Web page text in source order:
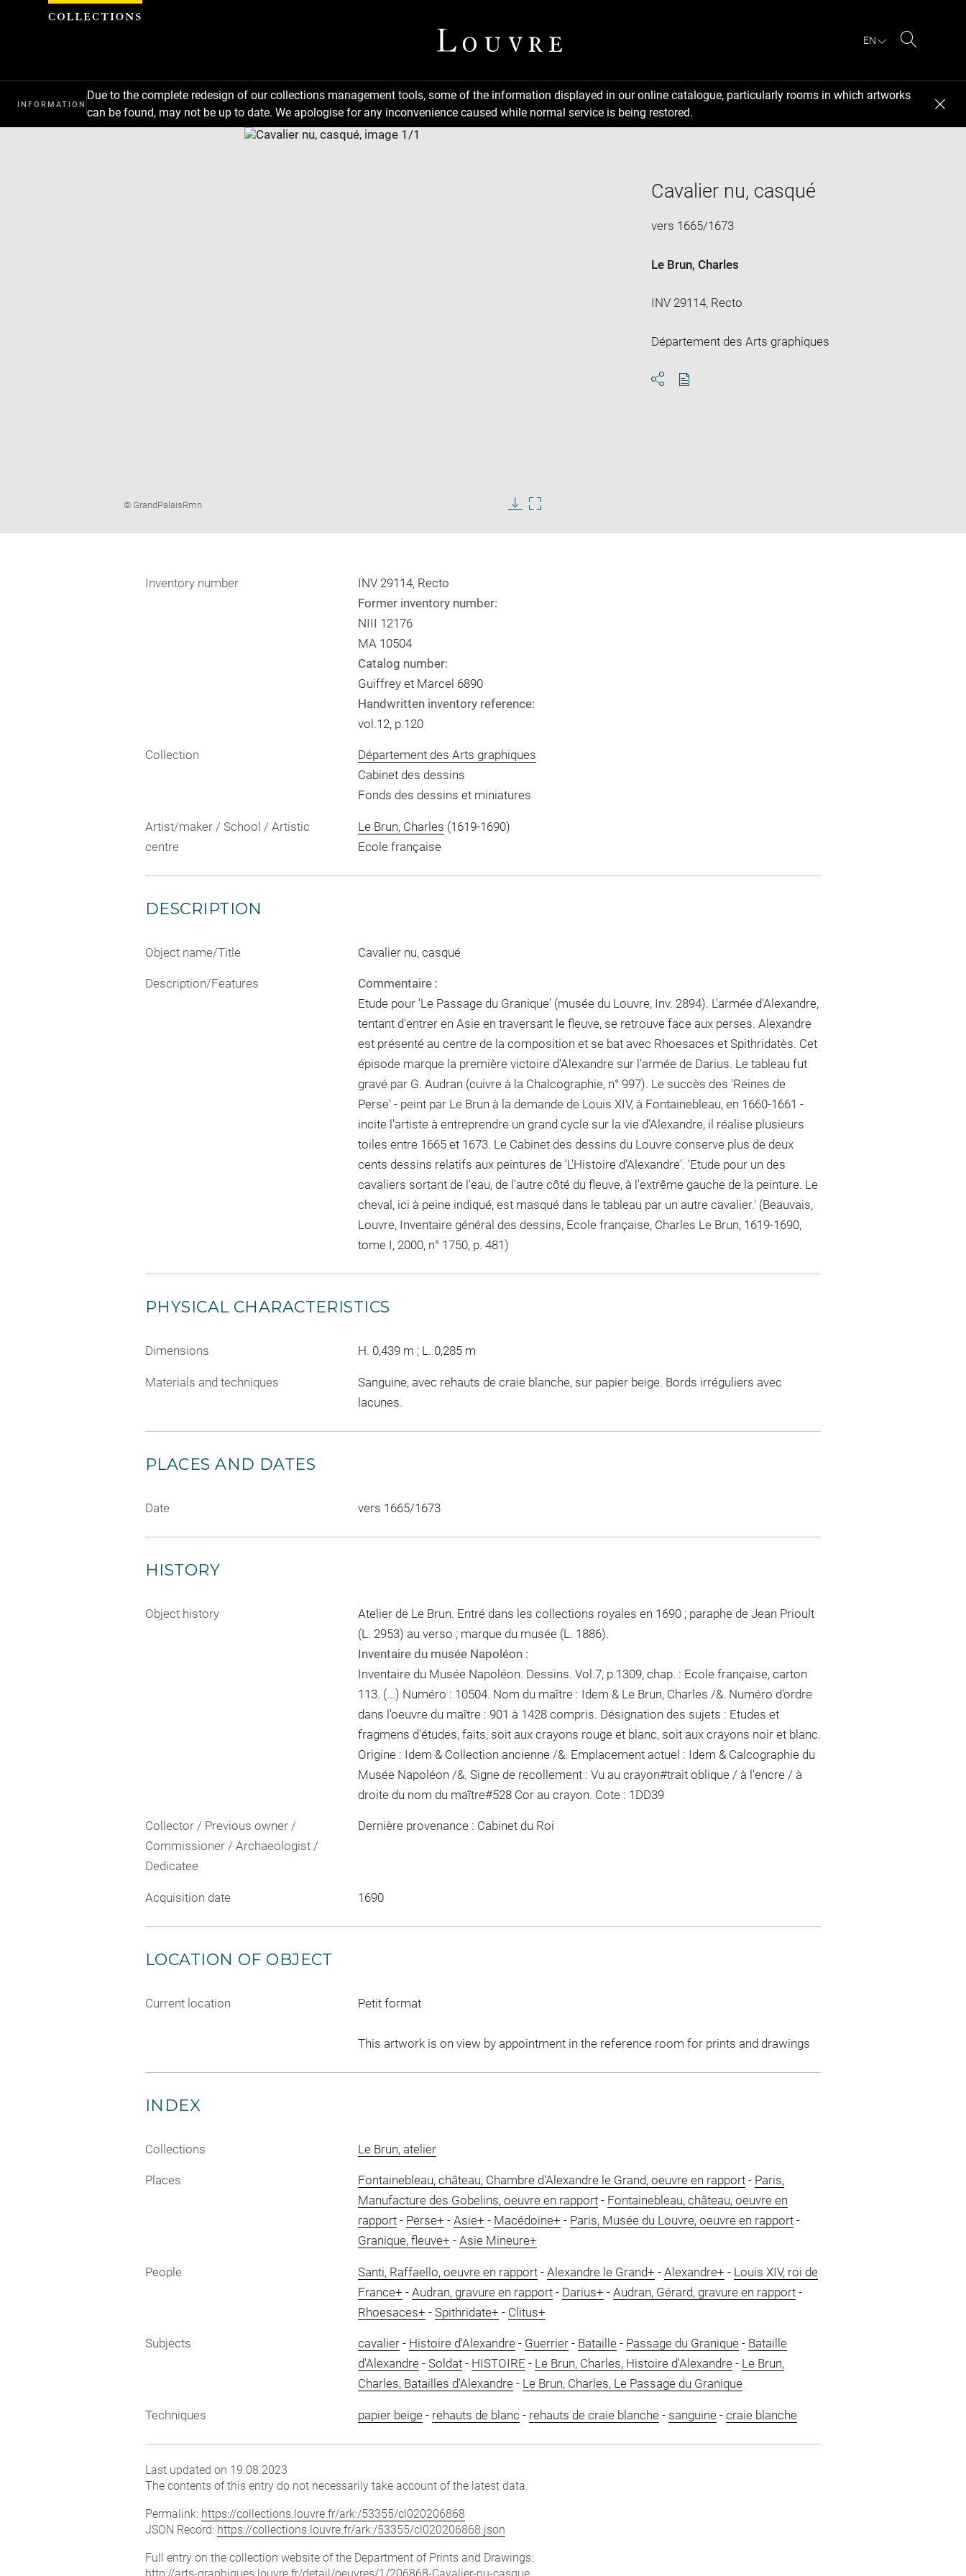
EN
INFORMATION
Due to the complete redesign of our collections management tools, some of the information displayed in our online catalogue, particularly rooms in which artworks
can be found, may not be up to date. We apologise for any inconvenience caused while normal service is being restored.
new
Image
© GrandPalaisRmn
imageimage
Cavalier nu, casqué
vers 1665/1673
Le Brun, Charles
INV 29114, Recto
Département des Arts graphiques
Inventory number
INV 29114, Recto
Former inventory number:
NIII 12176
MA 10504
Catalog number:
Guiffrey et Marcel 6890
Handwritten inventory reference:
vol.12, p.120
Collection
Département des Arts graphiques
Cabinet des dessins
Fonds des dessins et miniatures
Artist/maker / School / Artistic
centre
Le Brun, Charles (1619-1690)
Ecole française
DESCRIPTION
Object name/Title Cavalier nu, casqué
Description/Features
Commentaire :
Etude pour 'Le Passage du Granique' (musée du Louvre, Inv. 2894). L'armée d'Alexandre,
tentant d'entrer en Asie en traversant le fleuve, se retrouve face aux perses. Alexandre
est présenté au centre de la composition et se bat avec Rhoesaces et Spithridatès. Cet
épisode marque la première victoire d'Alexandre sur l'armée de Darius. Le tableau fut
gravé par G. Audran (cuivre à la Chalcographie, n° 997). Le succès des 'Reines de
Perse' - peint par Le Brun à la demande de Louis XIV, à Fontainebleau, en 1660-1661 -
incite l'artiste à entreprendre un grand cycle sur la vie d'Alexandre, il réalise plusieurs
toiles entre 1665 et 1673. Le Cabinet des dessins du Louvre conserve plus de deux
cents dessins relatifs aux peintures de 'L'Histoire d'Alexandre'. 'Etude pour un des
cavaliers sortant de l'eau, de l'autre côté du fleuve, à l'extrême gauche de la peinture. Le
cheval, ici à peine indiqué, est masqué dans le tableau par un autre cavalier.' (Beauvais,
Louvre, Inventaire général des dessins, Ecole française, Charles Le Brun, 1619-1690,
tome I, 2000, n° 1750, p. 481)
PHYSICAL CHARACTERISTICS
Dimensions H. 0,439 m ; L. 0,285 m
Materials and techniques
Sanguine, avec rehauts de craie blanche, sur papier beige. Bords irréguliers avec
lacunes.
PLACES AND DATES
Date vers 1665/1673
HISTORY
Object history
Atelier de Le Brun. Entré dans les collections royales en 1690 ; paraphe de Jean Prioult
(L. 2953) au verso ; marque du musée (L. 1886).
Inventaire du musée Napoléon :
Inventaire du Musée Napoléon. Dessins. Vol.7, p.1309, chap. : Ecole française, carton
113. (...) Numéro : 10504. Nom du maître : Idem & Le Brun, Charles /&. Numéro d'ordre
dans l'oeuvre du maître : 901 à 1428 compris. Désignation des sujets : Etudes et
fragmens d'études, faits, soit aux crayons rouge et blanc, soit aux crayons noir et blanc.
Origine : Idem & Collection ancienne /&. Emplacement actuel : Idem & Calcographie du
Musée Napoléon /&. Signe de recollement : Vu au crayon#trait oblique / à l'encre / à
droite du nom du maître#528 Cor au crayon. Cote : 1DD39
Collector / Previous owner /
Commissioner / Archaeologist /
Dedicatee
Dernière provenance : Cabinet du Roi
Acquisition date 1690
LOCATION OF OBJECT
Current location Petit format
This artwork is on view by appointment in the reference room for prints and drawings
INDEX
Collections Le Brun, atelier
Places Fontainebleau, château, Chambre d'Alexandre le Grand, oeuvre en rapport- Paris,
Manufacture des Gobelins, oeuvre en rapport- Fontainebleau, château, oeuvre en
rapport- Perse+ - Asie+ - Macédoine+ - Paris, Musée du Louvre, oeuvre en rapport-
Granique, fleuve+ - Asie Mineure+
People Santi, Raffaello, oeuvre en rapport- Alexandre le Grand+ - Alexandre+ - Louis XIV, roi de
France+ - Audran, gravure en rapport- Darius+ - Audran, Gérard, gravure en rapport-
Rhoesaces+ - Spithridate+ - Clitus+
Subjects cavalier- Histoire d'Alexandre- Guerrier- Bataille- Passage du Granique- Bataille
d'Alexandre- Soldat- HISTOIRE - Le Brun, Charles, Histoire d'Alexandre- Le Brun,
Charles, Batailles d'Alexandre- Le Brun, Charles, Le Passage du Granique
Techniques papier beige- rehauts de blanc - rehauts de craie blanche- sanguine- craie blanche
Last updated on 19.08.2023
The contents of this entry do not necessarily take account of the latest data.
Permalink: https://collections.louvre.fr/ark:/53355/cl020206868
JSON Record: https://collections.louvre.fr/ark:/53355/cl020206868.json
Full entry on the collection website of the Department of Prints and Drawings:
http://arts-graphiques.louvre.fr/detail/oeuvres/1/206868-Cavalier-nu-casque
Cookies management panel